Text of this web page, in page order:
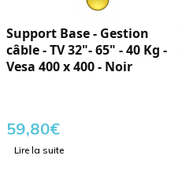
Support Base - Gestion
câble - TV 32"- 65" - 40 Kg -
Vesa 400 x 400 - Noir
59,80€
Lire la suite